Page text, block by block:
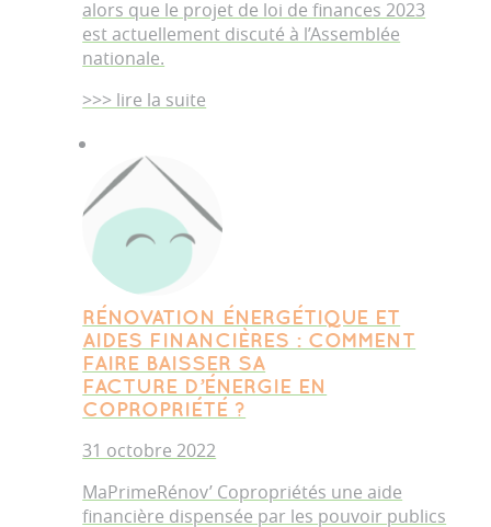
alors que le projet de loi de finances 2023
est actuellement discuté à l’Assemblée
nationale.
>>> lire la suite
RÉNOVATION ÉNERGÉTIQUE ET
AIDES FINANCIÈRES : COMMENT
FAIRE BAISSER SA
FACTURE D’ÉNERGIE EN
COPROPRIÉTÉ ?
31 octobre 2022
MaPrimeRénov’ Copropriétés une aide
financière dispensée par les pouvoir publics